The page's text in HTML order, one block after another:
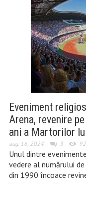
Eveniment
Arena, revenire
ani a Martorilor
aug. 16, 2024 3
Unul dintre
vedere al numărului
din 1990 încoace